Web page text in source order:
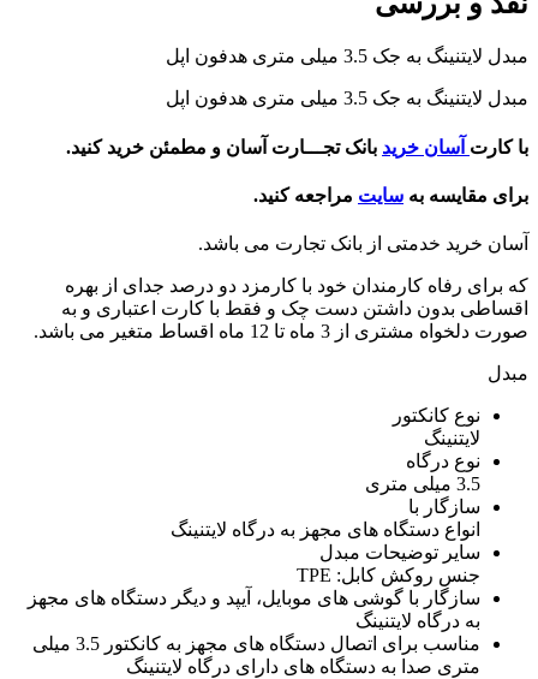
مبدل لایتنینگ به جک 3.5 میلی متری هدفون اپل
مبدل لایتنینگ به جک 3.5 میلی متری هدفون اپل
با کارت آسان خرید بانک تجـــارت آسان و مطمئن خرید کنید.
برای مقایسه به سایت مراجعه کنید.
آسان خرید خدمتی از بانک تجارت می باشد.
که برای رفاه کارمندان خود با کارمزد دو درصد جدای از بهره
اقساطی بدون داشتن دست چک و فقط با کارت اعتباری و به
صورت دلخواه مشتری از 3 ماه تا 12 ماه اقساط متغیر می باشد.
مبدل
نوع کانکتور
لایتنینگ
نوع درگاه
3.5 میلی متری
سازگار با
انواع دستگاه های مجهز به درگاه لایتنینگ
سایر توضیحات مبدل
جنس روکش کابل: TPE
سازگار با گوشی های موبایل، آیپد و دیگر دستگاه های مجهز
به درگاه لایتنینگ
مناسب برای اتصال دستگاه های مجهز به کانکتور 3.5 میلی
متری صدا به دستگاه های دارای درگاه لایتنینگ